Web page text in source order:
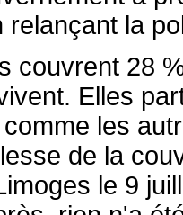
relançant la
couvrent 28
Elles
les
de la
le 9